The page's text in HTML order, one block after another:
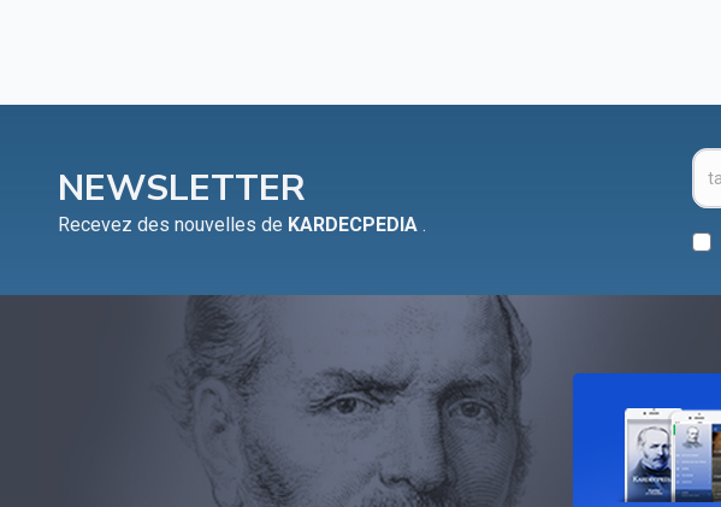
NEWSLETTER
Recevez des nouvelles de KARDECPEDIA .